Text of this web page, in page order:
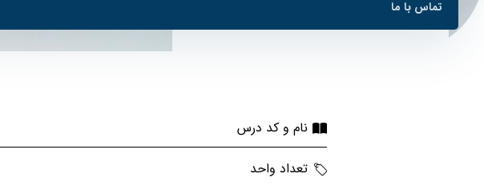
تماس با ما
نام و کد درس
تعداد واحد